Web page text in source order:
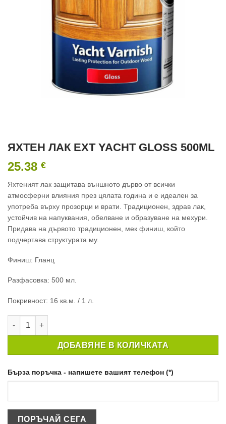
ЯХТЕН ЛАК EXT YACHT GLOSS 500ML
25.38 €
Яхтеният лак защитава външното дърво от всички
атмосферни влияния през цялата година и е идеален за
употреба върху прозорци и врати. Традиционен, здрав лак,
устойчив на напуквания, обелване и образуване на мехури.
Придава на дървото традиционен, мек финиш, който
подчертава структурата му.
Финиш: Гланц
Разфасовка: 500 мл.
Покривност: 16 кв.м. / 1 л.
количество за ЯХТЕН ЛАК EXT YACHT GLOSS 500ML
ДОБАВЯНЕ В КОЛИЧКАТА
Бърза поръчка - напишете вашият телефон (*)